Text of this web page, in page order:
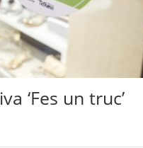
‘Fes un truc’